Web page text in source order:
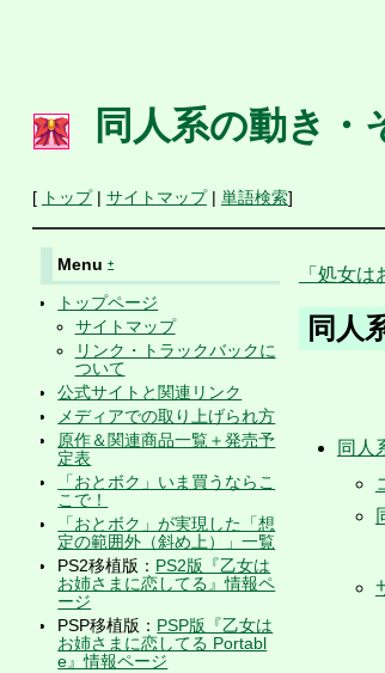
同人系の動き・
[ トップ| サイトマップ| 単語検索]
Menu+
トップページ
サイトマップ
リンク・トラックバックに
ついて
公式サイトと関連リンク
メディアでの取り上げられ方
原作＆関連商品一覧＋発売予
定表
「おとボク」いま買うならこ
こで！
「おとボク」が実現した「想
定の範囲外（斜め上）」一覧
PS2移植版： PS2版『乙女は
お姉さまに恋してる』情報ペ
ージ
PSP移植版： PSP版『乙女は
お姉さまに恋してる Portabl
e』情報ページ
「処女
同人
同人